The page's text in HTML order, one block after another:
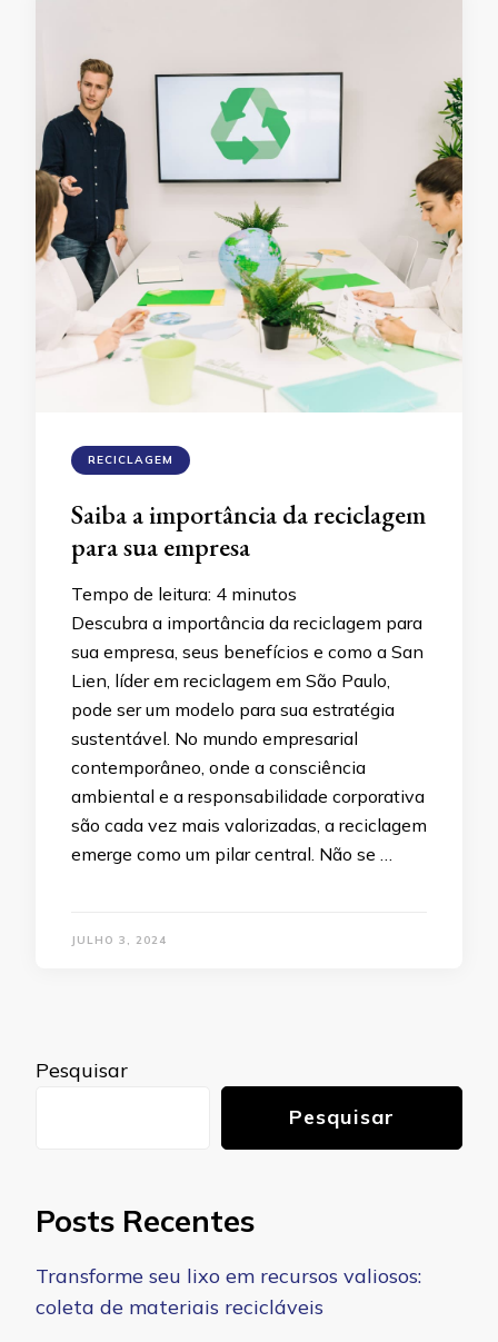
RECICLAGEM
Saiba a importância da reciclagem
para sua empresa
Tempo de leitura: 4 minutos
Descubra a importância da reciclagem para
sua empresa, seus benefícios e como a San
Lien, líder em reciclagem em São Paulo,
pode ser um modelo para sua estratégia
sustentável. No mundo empresarial
contemporâneo, onde a consciência
ambiental e a responsabilidade corporativa
são cada vez mais valorizadas, a reciclagem
emerge como um pilar central. Não se …
JULHO 3, 2024
Pesquisar
Pesquisar
Posts Recentes
Transforme seu lixo em recursos valiosos:
coleta de materiais recicláveis